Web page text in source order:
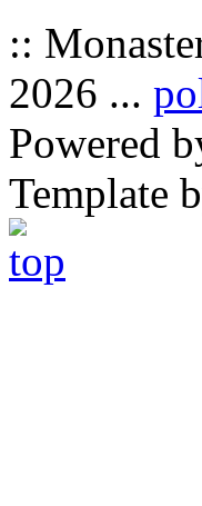
::
2026 ...
Powered
Template